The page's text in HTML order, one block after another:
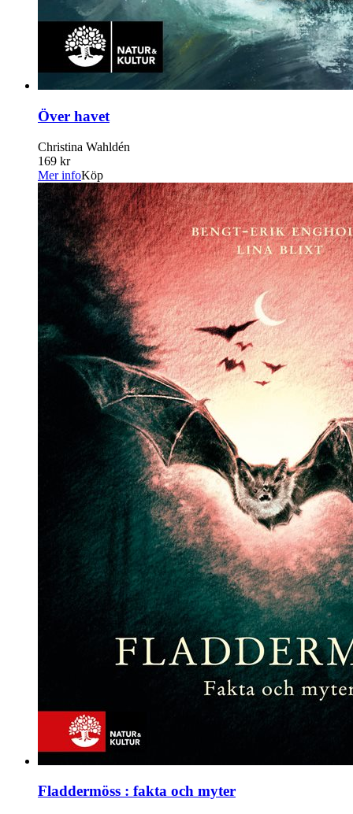
Över havet
Christina Wahldén
169 kr
Mer infoKöp
Fladdermöss : fakta och myter